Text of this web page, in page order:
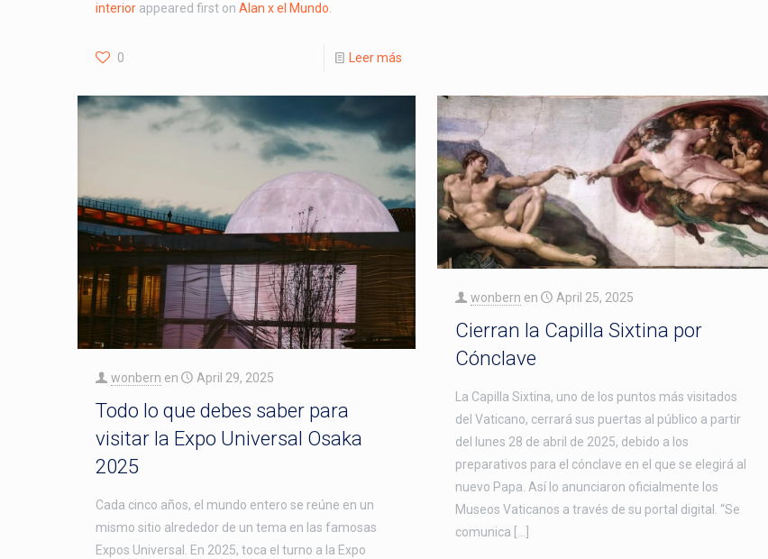
interiorappeared first on Alan x el Mundo
0 Leer más
wonbern en April 29, 2025
Todo lo que debes saber para
visitar la Expo Universal Osaka
2025
Cada cinco años, el mundo entero se reúne en un
mismo sitio alrededor de un tema en las famosas
Expos Universal. En 2025, toca el turno a la Expo
wonbern en April 25, 2025
Cierran la Capilla Sixtina por
Cónclave
La Capilla Sixtina, uno de los puntos más visitados
del Vaticano, cerrará sus puertas al público a partir
del lunes 28 de abril de 2025, debido a los
preparativos para el cónclave en el que se elegirá al
nuevo Papa. Así lo anunciaron oficialmente los
Museos Vaticanos a través de su portal digital. “Se
comunica […]